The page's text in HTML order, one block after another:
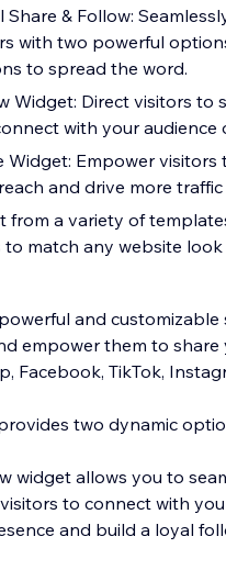
Share & Follow:
with two powerful
to spread the word.
Widget: Direct visitors to
with your
Widget: Empower
and drive more
from a variety of
to match any website look
and
empower them to
Facebook, TikTok,
two dynamic
widget allows you to
to connect with
and build a loyal